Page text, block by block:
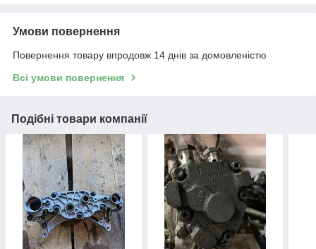
Умови повернення
Повернення товару впродовж 14 днів за домовленістю
Всі умови повернення
Подібні товари компанії